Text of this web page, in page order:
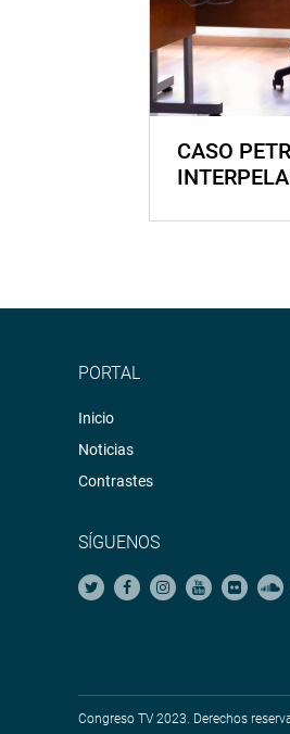
CASO
PORTAL
Inicio
Noticias
Contrastes
SÍGUENOS
Congreso TV 2023. Derechos